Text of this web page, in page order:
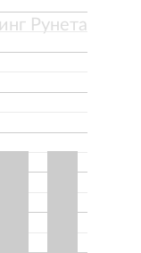
Рунета